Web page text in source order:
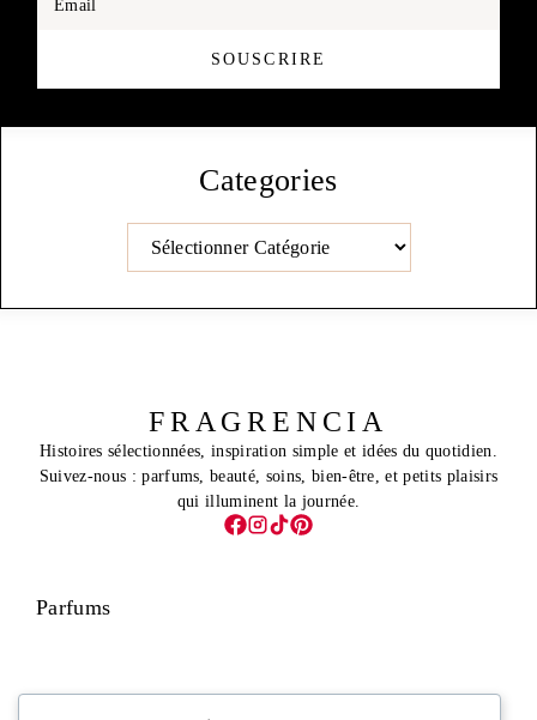
Email
SOUSCRIRE
Categories
Catégories
FRAGRENCIA
Histoires sélectionnées, inspiration simple et idées du quotidien.
Suivez-nous : parfums, beauté, soins, bien-être, et petits plaisirs
qui illuminent la journée.
Parfums